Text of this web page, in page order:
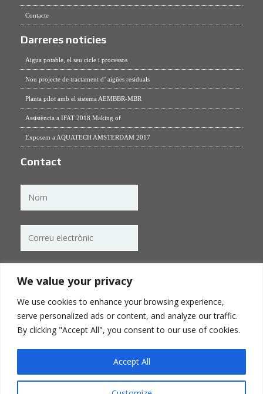
We value your privacy
We use cookies to enhance your browsing experience,
serve personalized ads or content, and analyze our traffic.
By clicking "Accept All", you consent to our use of cookies.
Accept All
Contacte
Darreres noticies
Aigua potable, el seu cicle i processos
Nou projecte de tractament d’ aigües residuals
Planta pilot amb el sistema AEMBBR-MBR
Assistència a IFAT 2018 Making of
Exposem a AQUATECH AMSTERDAM 2017
Contact
política de privacitat.